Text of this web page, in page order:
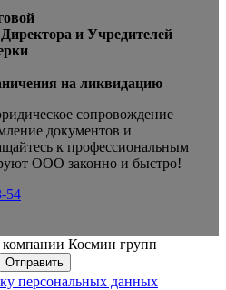
и Учредителей
на ликвидацию
сопровождение
документов и
к профессиональным
ООО законно и быстро!
54
компании Космин групп
персональных данных